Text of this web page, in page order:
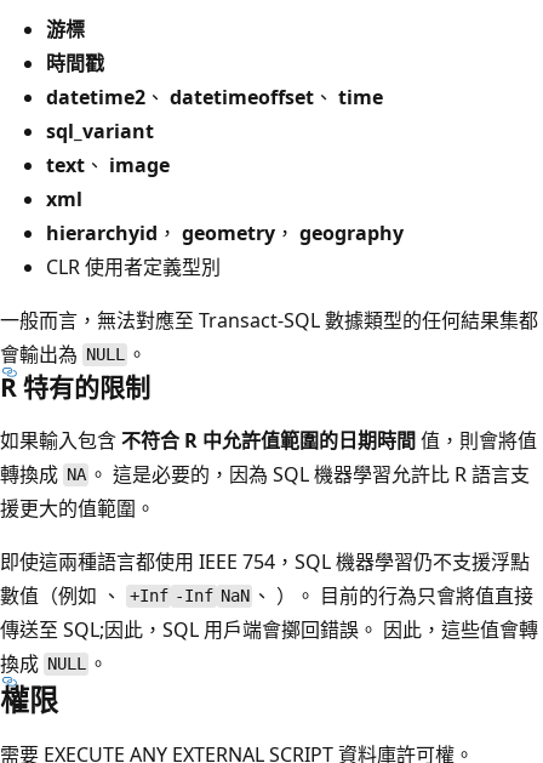
游標
時間戳
datetime2 、 datetimeoffset 、 time
sql_variant
text 、 image
xml
hierarchyid ， geometry ， geography
CLR 使用者定義型別
一般而言，無法對應至 Transact-SQL 數據類型的任何結果集都
會輸出為 NULL 。
R 特有的限制
如果輸入包含不符合 R 中允許值範圍的日期時間值，則會將值
轉換成 NA 。 這是必要的，因為 SQL 機器學習允許比 R 語言支
援更大的值範圍。
即使這兩種語言都使用 IEEE 754，SQL 機器學習仍不支援浮點
數值（例如 、
+Inf -Inf NaN 、 ）。 目前的行為只會將值直接
傳送至 SQL;因此，SQL 用戶端會擲回錯誤。 因此，這些值會轉
換成 NULL 。
權限
需要 EXECUTE ANY EXTERNAL SCRIPT 資料庫許可權。